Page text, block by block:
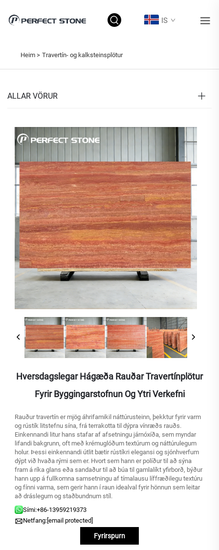
IS
Heim > Travertín- og kalksteinsplötur
ALLAR VÖRUR
Hversdagslegar Hágæða Rauðar Travertínplötur
Fyrir Byggingarstofnun Og Ytri Verkefni
Rauður travertín er mjög áhrifamikil náttúrusteinn, þekktur fyrir varm
og rústík litstefnu sína, frá terrakotta til dýpra vínræðs rauðs.
Einkennandi litur hans stafar af afsetningu járnóxíða, sem myndar
lifandi bakgrunn, oft með krémuglóðum textúrum og náttúrulegum
holur. Þessi einkennandi útlit bætir rústíkri elegansi og sjónhverfum
dýpt við hvaða rými sem er. Hvort sem hann er políður til að sýna
fram á ríka glans eða sandaður til að búa til gamlalíkt yfirborð, býður
hann upp á fullkomna samsetningu af tímalausu líffræðilegu textúru
og fínni varma, sem gerir hann í raun idealval fyrir hönnun sem leitar
að dráslegum og staðbundnum stíl.
Sími:+86-13959219373
Netfang:[email protected]
Fyrirspurn